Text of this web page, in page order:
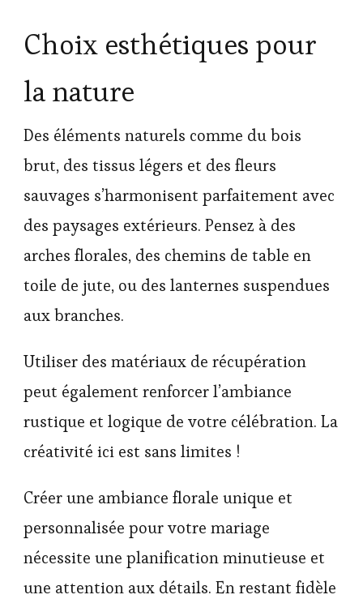
Choix esthétiques pour
la nature
Des éléments naturels comme du bois
brut, des tissus légers et des fleurs
sauvages s’harmonisent parfaitement avec
des paysages extérieurs. Pensez à des
arches florales, des chemins de table en
toile de jute, ou des lanternes suspendues
aux branches.
Utiliser des matériaux de récupération
peut également renforcer l’ambiance
rustique et logique de votre célébration. La
créativité ici est sans limites !
Créer une ambiance florale unique et
personnalisée pour votre mariage
nécessite une planification minutieuse et
une attention aux détails. En restant fidèle